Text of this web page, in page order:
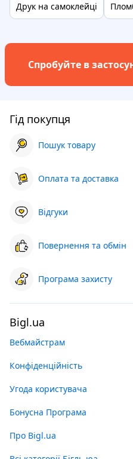
Друк на самоклейці
Спробуйте в
Гід покупця
Пошук товару
Оплата та доставка
Відгуки
Повернення та обмін
Програма захисту
Bigl.ua
Вебмайстрам
Конфіденційність
Угода користувача
Бонусна Програма
Про Bigl.ua